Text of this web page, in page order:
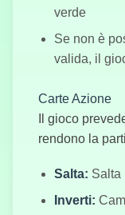
verde
Se non è
valida, il
Carte Azione
Il gioco
rendono la
Salta: Salta
Inverti: